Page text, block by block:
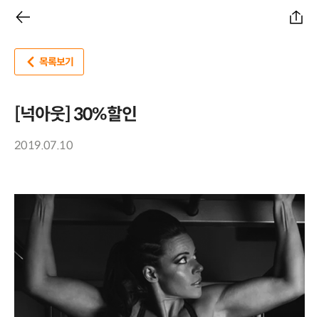
목록보기
[넉아웃] 30%할인
2019.07.10